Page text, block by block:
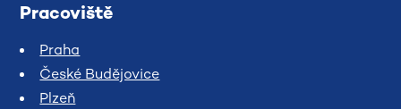
Pracoviště
Praha
České Budějovice
Plzeň